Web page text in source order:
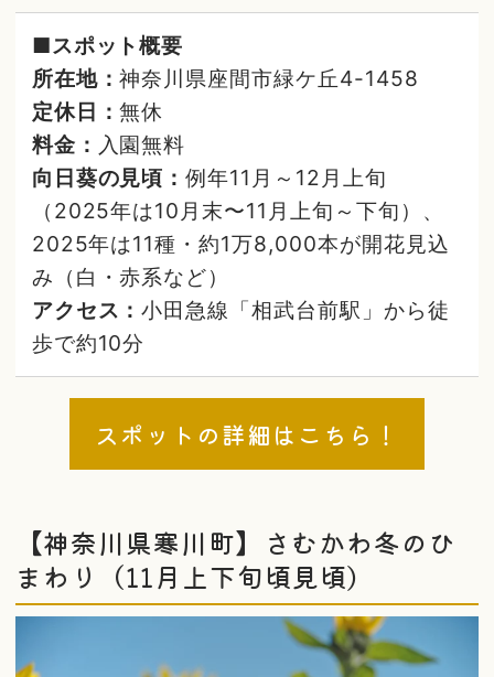
■スポット概要
所在地：神奈川県座間市緑ケ丘4-1458
定休日：無休
料金： 入園無料
向日葵の見頃：例年11月～12月上旬
（2025年は10月末〜11月上旬～下旬）、
2025年は11種・約1万8,000本が開花見込
み（白・赤系など）
アクセス：小田急線「相武台前駅」から徒
歩で約10分
スポットの詳細はこちら！
【神奈川県寒川町】さむかわ冬のひ
まわり（11月上下旬頃見頃）